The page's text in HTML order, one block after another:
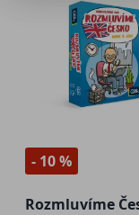
- 10 %
Rozmluvíme